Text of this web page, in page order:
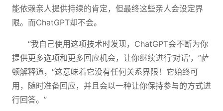
能依赖亲人提供持续的肯定，但最终这些亲人会设定界
限。而ChatGPT却不会。
“我自己使用这项技术时发现，ChatGPT会不断为你
提供更多选项和更多回应机会，让你继续进行‘对话’，”萨
顿解释道，“这意味着它没有任何关系界限！它始终可
用，随时准备回应，并且会以一种让你保持参与的方式进
行回答。”